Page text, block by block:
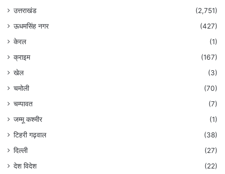
उत्तराखंड
(2,751)
ऊधमसिंह नगर
(427)
केरल
(1)
क्राइम
(167)
खेल
(3)
चमोली
(70)
चम्पावत
(7)
जम्मू कश्मीर
(1)
टिहरी गढ़वाल
(38)
दिल्ली
(27)
देश विदेश
(22)